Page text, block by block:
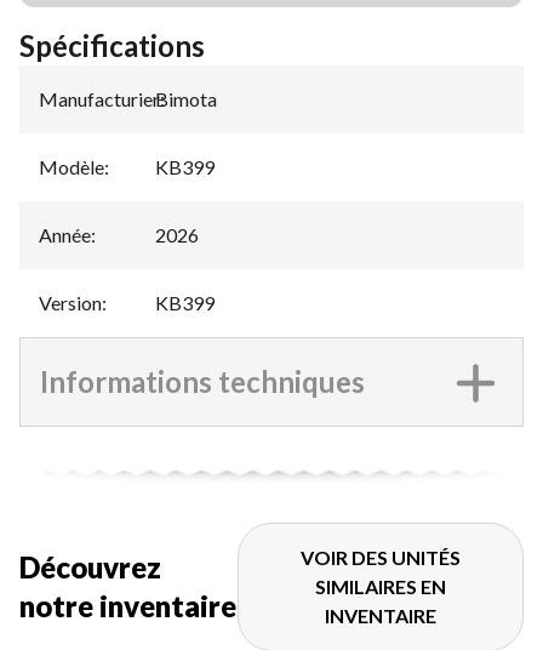
Spécifications
Manufacturier:
Bimota
Modèle: KB399
Année: 2026
Version: KB399
Informations techniques
Découvrez
notre inventaire
VOIR DES UNITÉS
SIMILAIRES EN
INVENTAIRE